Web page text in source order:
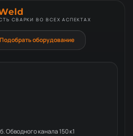
СВАРКИ ВО ВСЕХ АСПЕКТАХ
Обводного канала 150 к1
Подобрать оборудование